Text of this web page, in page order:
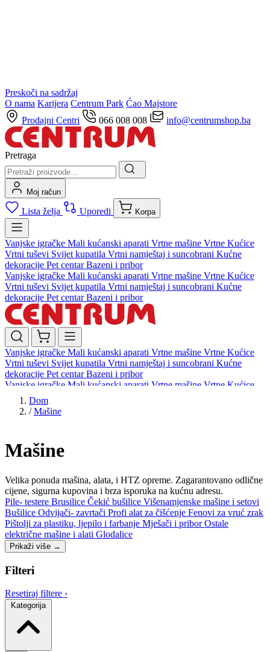
Preskoči na sadržaj
O nama Karijera Centrum Park Ćao Majstore
Prodajni Centri
066 008 008 info@centrumshop.ba
Pretraga
Moj račun
Lista želja Uporedi Korpa
Vanjske igračke Mali kućanski aparati Vrtne mašine Vrtne Kućice
Vrtni tuševi Svijet kupatila Vrtni namještaj i suncobrani Kućne
dekoracije Pet centarBazeni i pribor
Vanjske igračke Mali kućanski aparati Vrtne mašine Vrtne Kućice
Vrtni tuševi Svijet kupatila Vrtni namještaj i suncobrani Kućne
dekoracije Pet centarBazeni i pribor
Vanjske igračke Mali kućanski aparati Vrtne mašine Vrtne Kućice
Vrtni tuševi Svijet kupatila Vrtni namještaj i suncobrani Kućne
dekoracije Pet centarBazeni i pribor
Vanjske igračke Mali kućanski aparati Vrtne mašine Vrtne Kućice
Vrtni tuševi
dekoracijePet centar
Dom
/ Mašine
Mašine
Velika ponuda mašina, alata, i HTZ opreme. Zagarantovano odlične
cijene, sigurna kupovina i brza isporuka na kućnu adresu.
Pile- testere Brusilice Čekić bušilice Višenamjenske mašine i setovi
Bušilice Odvijači- zavrtači Profi alat za čišćenje Fenovi za vruć zrak
Pištolji za plastiku, ljepilo i farbanje Mješači i priborOstale
električne mašine i alati Glodalice
Prikaži više →
Filteri
Resetiraj filtere ›
Kategorija